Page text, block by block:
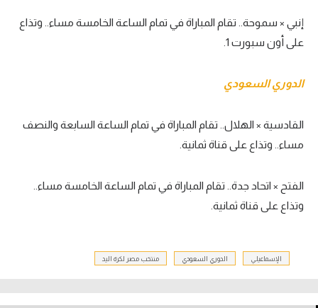
إنبي × سموحة.. تقام المباراة في تمام الساعة الخامسة مساء.. وتذاع
على أون سبورت 1.
الدوري السعودي
القادسية × الهلال.. تقام المباراة في تمام الساعة السابعة والنصف
مساء.. وتذاع على قناة ثمانية.
الفتح × اتحاد جدة.. تقام المباراة في تمام الساعة الخامسة مساء..
وتذاع على قناة ثمانية.
الإسماعيلي الدوري السعودي منتخب مصر لكرة اليد